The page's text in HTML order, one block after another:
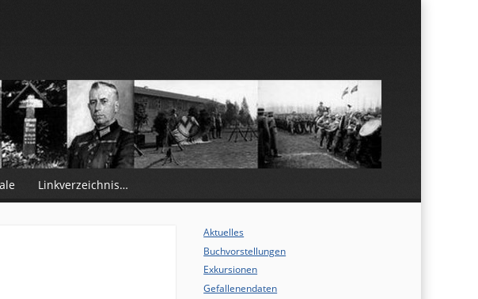
Linkverzeichnis…
Aktuelles
Buchvorstellungen
Exkursionen
Gefallenendaten